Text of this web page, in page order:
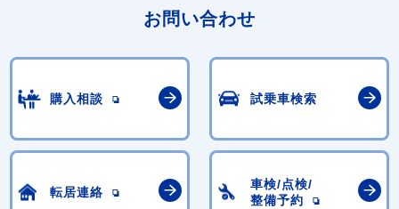
お問い合わせ
購入相談 試乗車検索
転居連絡
車検/点検/
整備予約